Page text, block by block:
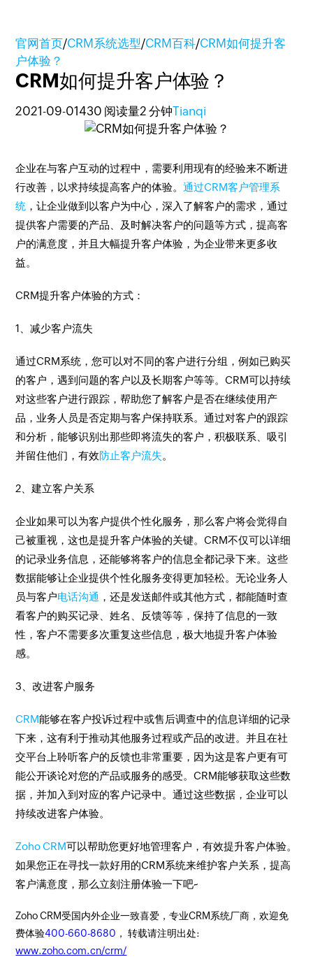
官网首页/CRM系统选型/CRM百科/CRM如何提升客
户体验？
CRM如何提升客户体验？
2021-09-01430 阅读量2 分钟Tianqi
企业在与客户互动的过程中，需要利用现有的经验来不断进
行改善，以求持续提高客户的体验。通过CRM客户管理系
统 ，让企业做到以客户为中心，深入了解客户的需求，通过
提供客户需要的产品、及时解决客户的问题等方式，提高客
户的满意度，并且大幅提升客户体验，为企业带来更多收
益。
CRM提升客户体验的方式：
1、减少客户流失
通过CRM系统，您可以对不同的客户进行分组，例如已购买
的客户，遇到问题的客户以及长期客户等等。CRM可以持续
对这些客户进行跟踪，帮助您了解客户是否在继续使用产
品，业务人员是否定期与客户保持联系。通过对客户的跟踪
和分析，能够识别出那些即将流失的客户，积极联系、吸引
并留住他们，有效防止客户流失。
2、建立客户关系
企业如果可以为客户提供个性化服务，那么客户将会觉得自
己被重视，这也是提升客户体验的关键。CRM不仅可以详细
的记录业务信息，还能够将客户的信息全都记录下来。这些
数据能够让企业提供个性化服务变得更加轻松。无论业务人
员与客户电话沟通 ，还是发送邮件或其他方式，都能随时查
看客户的购买记录、姓名、反馈等等，保持了信息的一致
性，客户不需要多次重复这些信息，极大地提升客户体验
感。
3、改进客户服务
CRM能够在客户投诉过程中或售后调查中的信息详细的记录
下来，这有利于推动其他服务过程或产品的改进。并且在社
交平台上聆听客户的反馈也非常重要，因为这是客户更有可
能公开谈论对您的产品或服务的感受。CRM能够获取这些数
据，并加入到对应的客户记录中。通过这些数据，企业可以
持续改进客户体验。
Zoho CRM可以帮助您更好地管理客户，有效提升客户体验。
如果您正在寻找一款好用的CRM系统来维护客户关系，提高
客户满意度，那么立刻注册体验一下吧~
Zoho CRM受国内外企业一致喜爱，专业CRM系统厂商，欢迎免
费体验400-660-8680 ， 转载请注明出处:
www.zoho.com.cn/crm/